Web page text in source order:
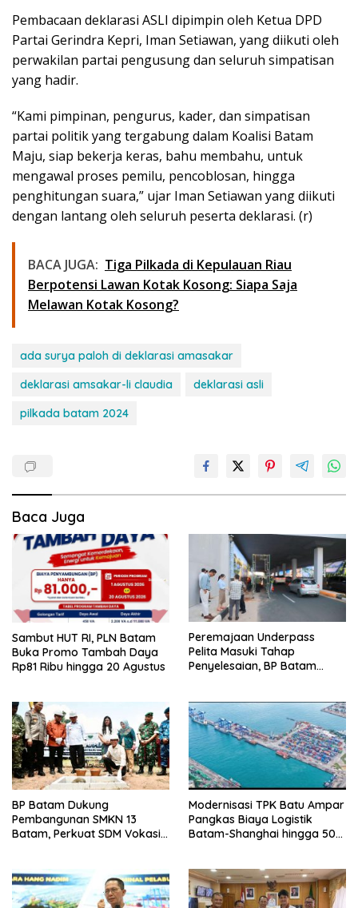
Pembacaan deklarasi ASLI dipimpin oleh Ketua DPD
Partai Gerindra Kepri, Iman Setiawan, yang diikuti oleh
perwakilan partai pengusung dan seluruh simpatisan
yang hadir.
“Kami pimpinan, pengurus, kader, dan simpatisan
partai politik yang tergabung dalam Koalisi Batam
Maju, siap bekerja keras, bahu membahu, untuk
mengawal proses pemilu, pencoblosan, hingga
penghitungan suara,” ujar Iman Setiawan yang diikuti
dengan lantang oleh seluruh peserta deklarasi. (r)
BACA JUGA: Tiga Pilkada di Kepulauan Riau
Berpotensi Lawan Kotak Kosong: Siapa Saja
Melawan Kotak Kosong?
ada surya paloh di deklarasi amasakar
deklarasi amsakar-li claudia
deklarasi asli
pilkada batam 2024
Baca Juga
Sambut HUT RI, PLN Batam
Buka Promo Tambah Daya
Rp81 Ribu hingga 20 Agustus
Peremajaan Underpass
Pelita Masuki Tahap
Penyelesaian, BP Batam
BP Batam Dukung
Pembangunan SMKN 13
Batam, Perkuat SDM Vokasi
Modernisasi TPK Batu Ampar
Pangkas Biaya Logistik
Batam-Shanghai hingga 50